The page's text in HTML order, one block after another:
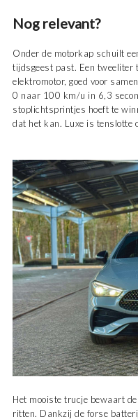
Nog relevant?
Onder de motorkap schuilt
tijdsgeest past. Een tweeliter
elektromotor, goed voor
0 naar 100 km/u in 6,3
stoplichtsprintjes hoeft te
dat het kan. Luxe is tenslotte
Het mooiste trucje bewaart
ritten. Dankzij de forse